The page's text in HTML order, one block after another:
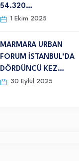
54.320…
1 Ekim 2025
MARMARA URBAN
FORUM İSTANBUL’DA
DÖRDÜNCÜ KEZ…
30 Eylül 2025